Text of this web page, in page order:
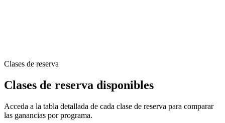
Clases de reserva
Clases de reserva disponibles
Acceda a la tabla detallada de cada clase de reserva para comparar
las ganancias por programa.